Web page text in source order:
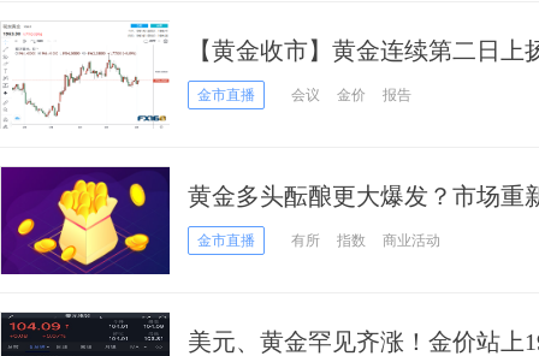
【黄金收市】黄金连续第二日
经 当心这一央行再突袭市场
金市直播 会议 金价 报告
黄金多头酝酿更大爆发？市场重
金价或将保持高位
金市直播 有所 指数 商业活动
美元、黄金罕见齐涨！金价站上